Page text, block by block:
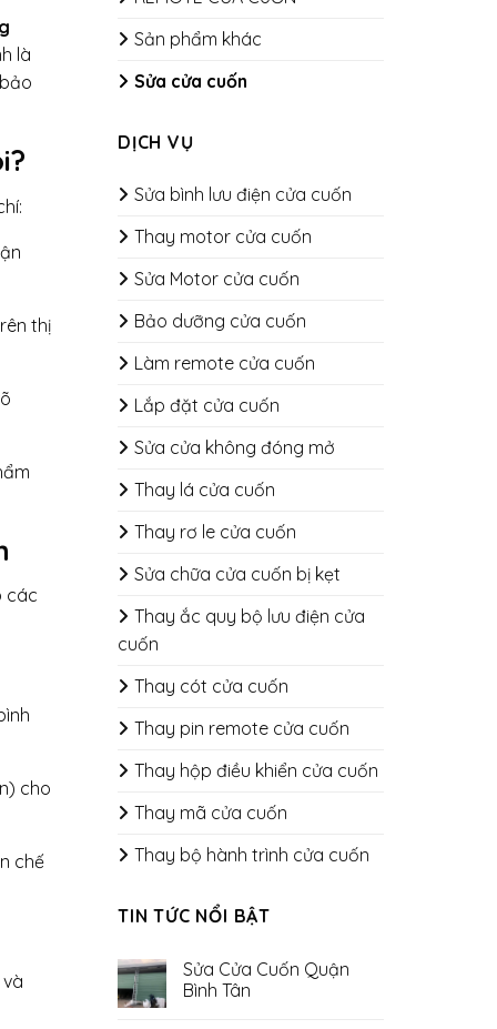
Sản phẩm khác
Sửa cửa cuốn
DỊCH VỤ
Sửa bình lưu điện cửa cuốn
Thay motor cửa cuốn
Sửa Motor cửa cuốn
Bảo dưỡng cửa cuốn
​​​​​​​Làm remote cửa cuốn
Lắp đặt cửa cuốn
Sửa cửa không đóng mở
Thay lá cửa cuốn
Thay rơ le cửa cuốn
Sửa chữa cửa cuốn bị kẹt
Thay ắc quy bộ lưu điện cửa
cuốn
Thay cót cửa cuốn
Thay pin remote cửa cuốn
Thay hộp điều khiển cửa cuốn
Thay mã cửa cuốn
Thay bộ hành trình cửa cuốn
TIN TỨC NỔI BẬT
Sửa Cửa Cuốn Quận
Bình Tân
là
thị
các
cho
chế